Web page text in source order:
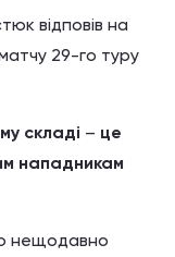
відповів на
29-го туру
складі – це
нападникам
нещодавно